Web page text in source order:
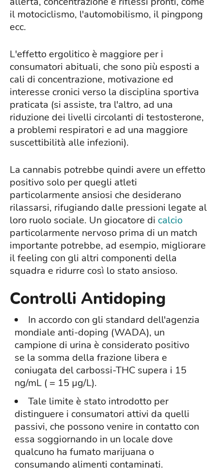
il motociclismo, l'automobilismo, il pingpong
ecc.
L'effetto ergolitico è maggiore per i
consumatori abituali, che sono più esposti a
cali di concentrazione, motivazione ed
interesse cronici verso la disciplina sportiva
praticata (si assiste, tra l'altro, ad una
riduzione dei livelli circolanti di testosterone,
a problemi respiratori e ad una maggiore
suscettibilità alle infezioni).
La cannabis potrebbe quindi avere un effetto
positivo solo per quegli atleti
particolarmente ansiosi che desiderano
rilassarsi, rifugiando dalle pressioni legate al
loro ruolo sociale. Un giocatore di calcio
particolarmente nervoso prima di un match
importante potrebbe, ad esempio, migliorare
il feeling con gli altri componenti della
squadra e ridurre così lo stato ansioso.
Controlli Antidoping
In accordo con gli standard dell'agenzia
mondiale anti-doping (WADA), un
campione di urina è considerato positivo
se la somma della frazione libera e
coniugata del carbossi-THC supera i 15
ng/mL ( = 15 µg/L).
Tale limite è stato introdotto per
distinguere i consumatori attivi da quelli
passivi, che possono venire in contatto con
essa soggiornando in un locale dove
qualcuno ha fumato marijuana o
consumando alimenti contaminati.